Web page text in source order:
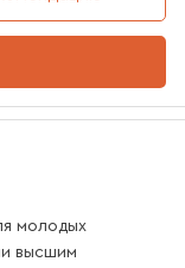
молодых
высшим